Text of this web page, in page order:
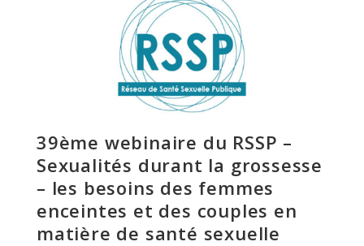
39ème webinaire du RSSP –
Sexualités durant la grossesse
– les besoins des femmes
enceintes et des couples en
matière de santé sexuelle